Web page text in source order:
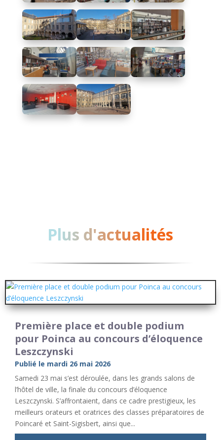
Plus d'actualités
Première place et double podium
pour Poinca au concours d’éloquence
Leszczynski
Publié le mardi 26 mai 2026
Samedi 23 mai s’est déroulée, dans les grands salons de
l’hôtel de ville, la finale du concours d’éloquence
Leszczynski. S’affrontaient, dans ce cadre prestigieux, les
meilleurs orateurs et oratrices des classes préparatoires de
Poincaré et Saint-Sigisbert, ainsi que...